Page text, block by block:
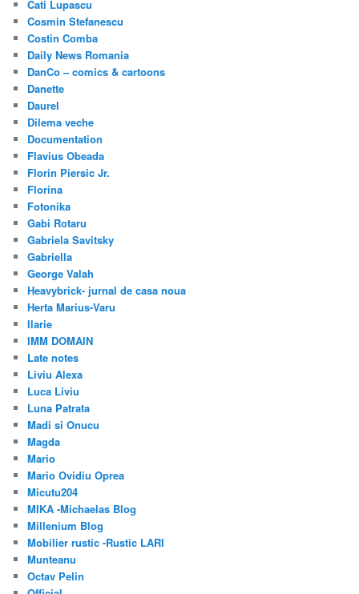
Cati Lupascu
Cosmin Stefanescu
Costin Comba
Daily News Romania
DanCo – comics & cartoons
Danette
Daurel
Dilema veche
Documentation
Flavius Obeada
Florin Piersic Jr.
Florina
Fotonika
Gabi Rotaru
Gabriela Savitsky
Gabriella
George Valah
Heavybrick- jurnal de casa noua
Herta Marius-Varu
Ilarie
IMM DOMAIN
Late notes
Liviu Alexa
Luca Liviu
Luna Patrata
Madi si Onucu
Magda
Mario
Mario Ovidiu Oprea
Micutu204
MIKA -Michaelas Blog
Millenium Blog
Mobilier rustic -Rustic LARI
Munteanu
Octav Pelin